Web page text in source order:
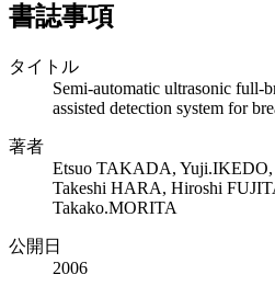
書誌事項
タイトル
Semi-automatic ultrasonic full-
assisted detection system for
著者
Etsuo TAKADA,
Takeshi HARA, Hiroshi
Takako.MORITA
公開日
2006